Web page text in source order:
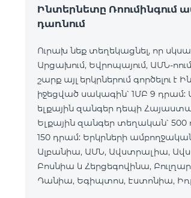
Ինտերնետը Ռոումինգում
դառնում
Ուրախ նեք տեղեկացնել, որ
Արցախում, Եվրոպայում, ԱՄՆ-
շարք այլ երկրներում գործելու է
իջեցված սակագին՝ 1ՄԲ 9 դրամ:
ելքային զանգեր դեպի
Ելքային զանգեր տեղական՝ 500
150 դրամ: Երկրների
Ալբանիա, ԱՄՆ, Ավստրալիա,
Բոսնիա և Հերցեգովինա,
Դանիա, Եգիպտոս, Էստոնիա,